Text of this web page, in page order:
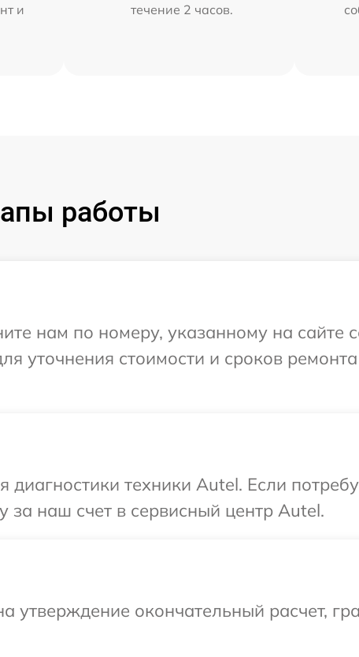
и
течение 2 часов.
работы
нам по номеру, указанному на сайте
уточнения стоимости и сроков
техники Autel. Если
наш счет в сервисный центр Autel.
утверждение окончательный расчет,